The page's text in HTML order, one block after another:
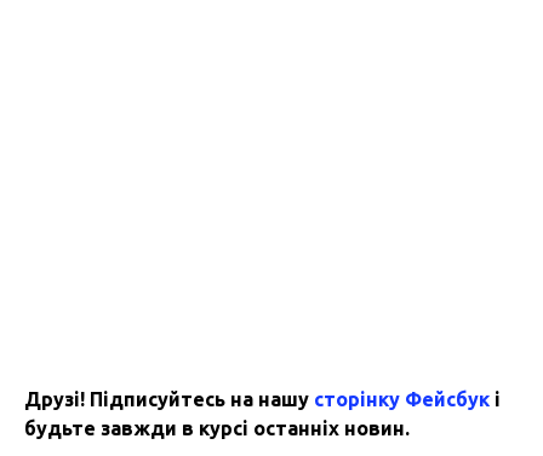
Друзі! Підписуйтесь на нашу сторінку Фейсбук і
будьте завжди в курсі останніх новин.